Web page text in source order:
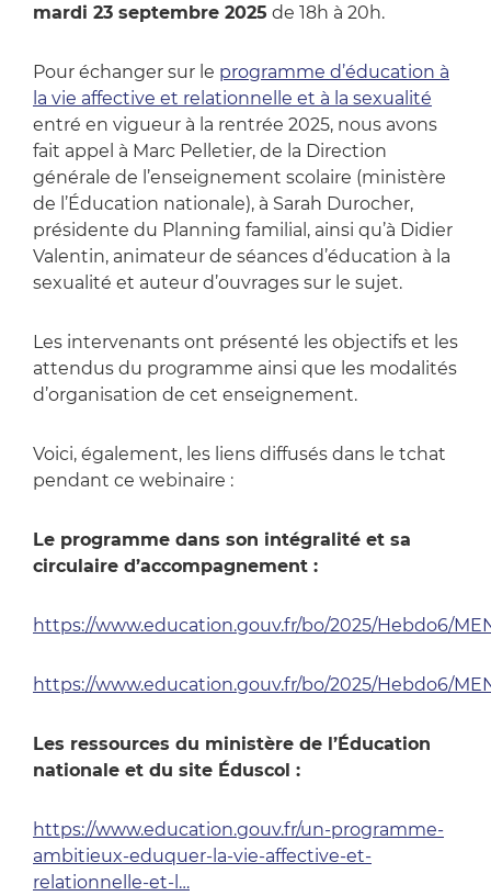
mardi 23 septembre 2025 de 18h à 20h.
Pour échanger sur le programme d’éducation à
la vie affective et relationnelle et à la sexualité
entré en vigueur à la rentrée 2025, nous avons
fait appel à Marc Pelletier, de la Direction
générale de l’enseignement scolaire (ministère
de l’Éducation nationale), à Sarah Durocher,
présidente du Planning familial, ainsi qu’à Didier
Valentin, animateur de séances d’éducation à la
sexualité et auteur d’ouvrages sur le sujet.
Les intervenants ont présenté les objectifs et les
attendus du programme ainsi que les modalités
d’organisation de cet enseignement.
Voici, également, les liens diffusés dans le tchat
pendant ce webinaire :
Le programme dans son intégralité et sa
circulaire d’accompagnement :
https://www.education.gouv.fr/bo/2025/Hebdo6/
https://www.education.gouv.fr/bo/2025/Hebdo6/
Les ressources du ministère de l’Éducation
nationale et du site Éduscol :
https://www.education.gouv.fr/un-programme-
ambitieux-eduquer-la-vie-affective-et-
relationnelle-et-l…